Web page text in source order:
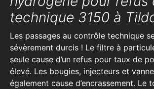
technique 3150 à
Les passages au contrôle technique
sévèrement durcis ! Le filtre à
seule cause d’un refus pour taux de
élevé. Les bougies, injecteurs et
également cause d’encrassement. Le